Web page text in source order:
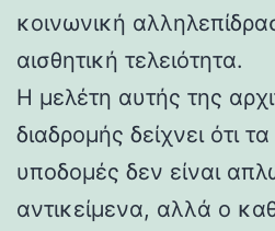
κοινωνική
αισθητική τελειότητα.
Η μελέτη αυτής της
διαδρομής δείχνει ότι τα
υποδομές δεν είναι
αντικείμενα, αλλά ο